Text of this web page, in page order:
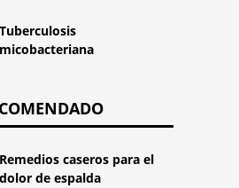
Tuberculosis
micobacteriana
Remedios caseros para el
dolor de espalda